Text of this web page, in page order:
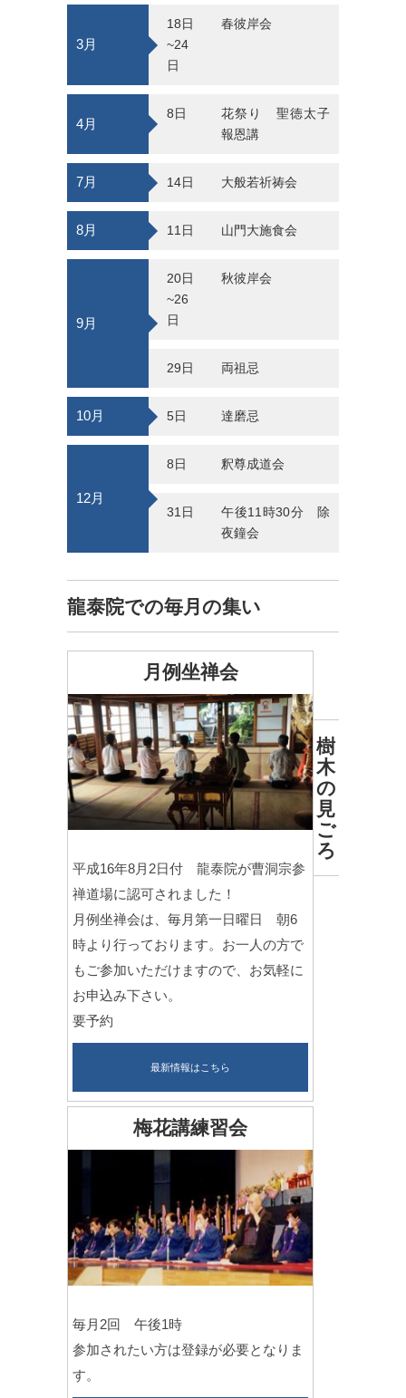
3月
18日
~24
日
春彼岸会
4月
8日
花祭り 聖徳太子
報恩講
7月 14日 大般若祈祷会
8月 11日 山門大施食会
9月
20日
~26
日
秋彼岸会
29日 両祖忌
10月 5日 達磨忌
12月
8日 釈尊成道会
31日
午後11時30分 除
夜鐘会
龍泰院での毎月の集い
月例坐禅会
平成16年8月2日付 龍泰院が曹洞宗参
禅道場に認可されました！
月例坐禅会は、毎月第一日曜日 朝6
時より行っております。お一人の方で
もご参加いただけますので、お気軽に
お申込み下さい。
要予約
最新情報はこちら
梅花講練習会
毎月2回 午後1時
参加されたい方は登録が必要となりま
す。
樹
木
の
見
ご
ろ